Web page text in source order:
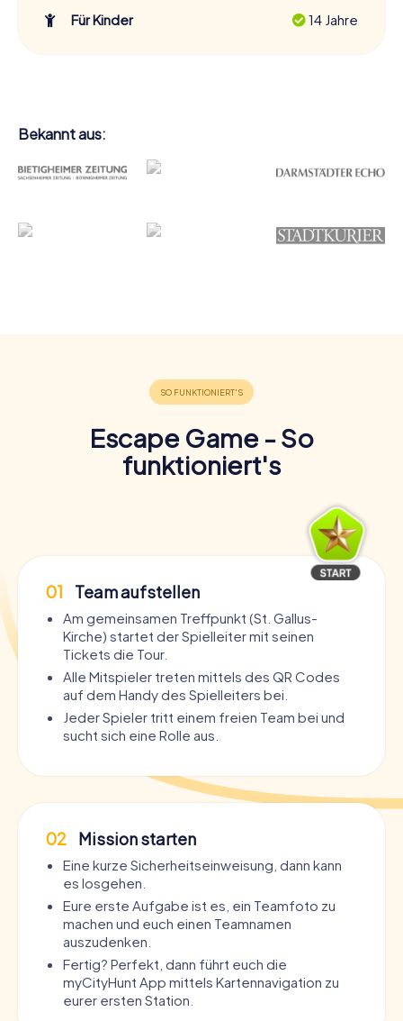
Für Kinder 14 Jahre
Bekannt aus:
Escape Game - So
funktioniert's
01 Team aufstellen
Am gemeinsamen Treffpunkt (St. Gallus-
Kirche) startet der Spielleiter mit seinen
Tickets die Tour.
Alle Mitspieler treten mittels des QR Codes
auf dem Handy des Spielleiters bei.
Jeder Spieler tritt einem freien Team bei und
sucht sich eine Rolle aus.
02 Mission starten
Eine kurze Sicherheitseinweisung, dann kann
es losgehen.
Eure erste Aufgabe ist es, ein Teamfoto zu
machen und euch einen Teamnamen
auszudenken.
Fertig? Perfekt, dann führt euch die
myCityHunt App mittels Kartennavigation zu
eurer ersten Station.